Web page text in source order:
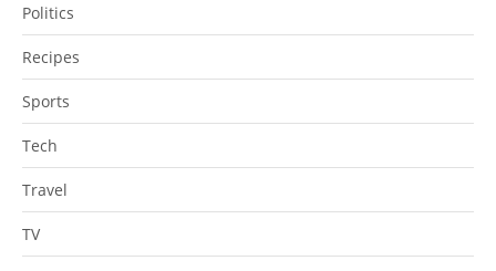
Politics
Recipes
Sports
Tech
Travel
TV